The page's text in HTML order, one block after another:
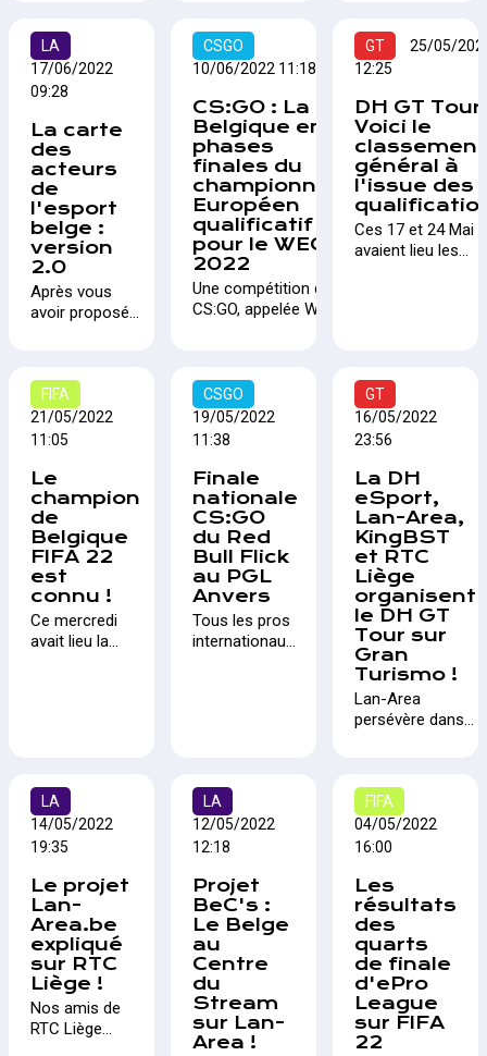
des vacances
d'été ! Une
super
occasion pour
rencontrer de
nouveaux
acteurs et
clôturer cette
année autour
d'un verre. Le
thème du jour
sera le
"Versus
Fighting" !
vendredi sur
le titre phare
de Psyonix
lors de la
deuxième
édition de
Rocket Frites
! Une édition
qui s'élargit au
niveau des
partenaires
linguistiques
et des
médias. Les
présentation
des équipes
sont à
dessous
l'actualité de
l'organisation
Game. Une
des dernières
nouveautés
est le retour
aux sources
de
l'organisateur
puisqu'une
LA
17/06/2022
09:28
La carte
des
acteurs
de
l'esport
belge :
version
2.0
Après vous
avoir proposé
acteurs de
l'esport belge,
qui elle était
vous proposons
maintenant
directement
depuis un menu
du site, une
carte interactive
qui pourra être
adaptée
continuellement.
CSGO
10/06/2022 11:18
CS:GO : La
Belgique en
phases
finales du
championnat
Européen
qualificatif
pour le WEC
2022
Une compétition de
CS:GO, appelée WEC
ayant eu lieu début
juin. La Belgique
s'est qualifiée et ira
Roumanie pour
tenter de remporter
une part des
25.000$ de
cashprize Pool.
GT
25/05/
12:25
DH GT Tour
Voici le
classement
général à
l'issue des
Ces 17 et 24 Mai
avaient lieu les
RTC Liège. La finale
aura lieu le 29 Mai
prochain à 16h00.
FIFA
21/05/2022
11:05
Le
champion
de
Belgique
FIFA 22
est
connu !
Ce mercredi
avait lieu la
de celui-ci.
CSGO
19/05/2022
11:38
Finale
nationale
CS:GO
du Red
Bull Flick
au PGL
Anvers
Tous les pros
internationaux
Major. 16
joueurs belges
y seront
également
de la rampe
lors de la
finale
nationale du
Red Bull Flick,
le samedi 21
mai 2022 à
partir de 12h.
GT
16/05/2022
23:56
La DH
eSport,
Lan-Area,
KingBST
et RTC
Liège
organisent
le DH GT
Tour sur
Gran
Turismo !
Lan-Area
persévère dans
mission
d'organiser une
compétition
de la DH eSport.
205 joueurs se
sont inscrits
pour cette
compétition aux
500€ de
cashprize !
LA
14/05/2022
19:35
Le projet
Lan-
Area.be
expliqué
sur RTC
Liège !
Nos amis de
RTC Liège
LA
12/05/2022
12:18
Projet
BeC's :
Le Belge
au
Centre
du
Stream
sur Lan-
Area !
FIFA
04/05/2022
16:00
Les
résultats
des
quarts
de finale
d'ePro
League
sur FIFA
22